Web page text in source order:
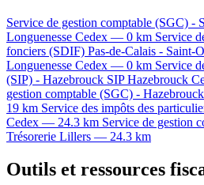
Service de gestion comptable (SGC) -
Longuenesse Cedex — 0 km Service
fonciers (SDIF) Pas-de-Calais - Saint-
Longuenesse Cedex — 0 km Service
(SIP) - Hazebrouck SIP Hazebrouck
gestion comptable (SGC) - Hazebrouck
19 km Service des impôts des
Cedex — 24.3 km Service de gestion
Trésorerie Lillers — 24.3 km
Outils et ressources